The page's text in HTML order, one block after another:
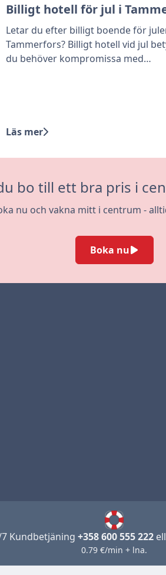
Billigt hotell för jul i
Letar du efter billigt boende för
Tammerfors? Billigt hotell vid jul
du behöver kompromissa med…
Läs mer
bo till ett bra pris i
nu och vakna mitt i centrum -
Boka nu
Kundbetjäning +358 600 555 222
0.79 €/min + lna.